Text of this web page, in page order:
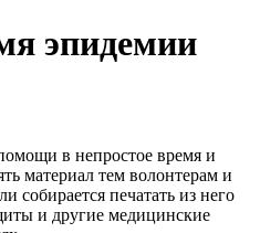
эпидемии
в непростое время и
материал тем волонтерам и
собирается печатать из него
и другие медицинские